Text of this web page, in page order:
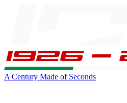
A Century Made of Seconds